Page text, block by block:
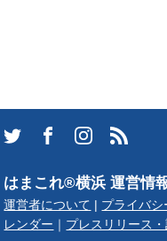
はまこれ®横浜 運営情
運営者について プライバシ
レンダー
プレスリリース